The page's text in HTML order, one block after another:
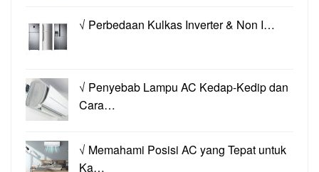
√ Perbedaan Kulkas Inverter & Non I…
√ Penyebab Lampu AC Kedap-Kedip dan
Cara…
√ Memahami Posisi AC yang Tepat untuk
Ka…